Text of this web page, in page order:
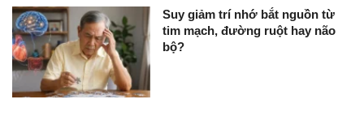
Suy giảm trí nhớ bắt nguồn từ
tim mạch, đường ruột hay não
bộ?